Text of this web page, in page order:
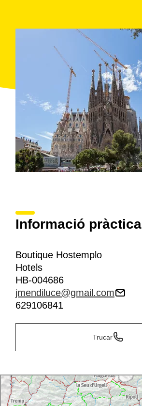
Informació pràctica
Boutique Hostemplo
Hotels
HB-004686
jmendiluce@gmail.com
629106841
Trucar